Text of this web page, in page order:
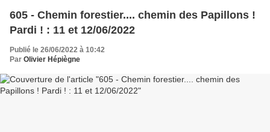
605 - Chemin forestier.... chemin des Papillons !
Pardi ! : 11 et 12/06/2022
Publié le 26/06/2022 à 10:42
Par Olivier Hépiègne